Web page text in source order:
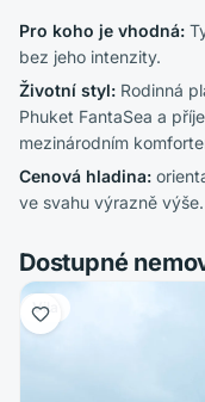
Pro koho je vhodná:
bez jeho intenzity.
Životní styl: Rodinná
Phuket FantaSea a
mezinárodním
Cenová hladina:
ve svahu výrazně výše.
Dostupné
Vila